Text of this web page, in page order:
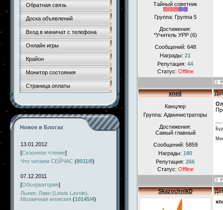
Обратная связь
Доска объявлений
Вход в миничат с телефона
Онлайн игры
Крайон
Монитор состояния
Страница оплаты
Новое в Блогах
13.01.2012
[Сезонное чтение]
Что читаем СЕЙЧАС (8011/8)
07.12.2011
[Обсерватория]
Льюис Лаво (Lewis Lavoie).
Мозаичная иллюзия (10145/4)
Тайный советник
Группа: Группа 5
Достижения:
*Учитель УРР (6)
Сообщений: 648
Награды: 21
Репутация: 44
Статус: Offline
xned
Канцлер
Группа: Администраторы
Достижения:
Самый главный
Сообщений: 5859
Награды: 180
Репутация: 266
Статус: Offline
SkazochnikD